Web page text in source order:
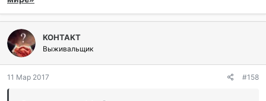
KOHTAKT
Выживальщик
11 Мар 2017 #158